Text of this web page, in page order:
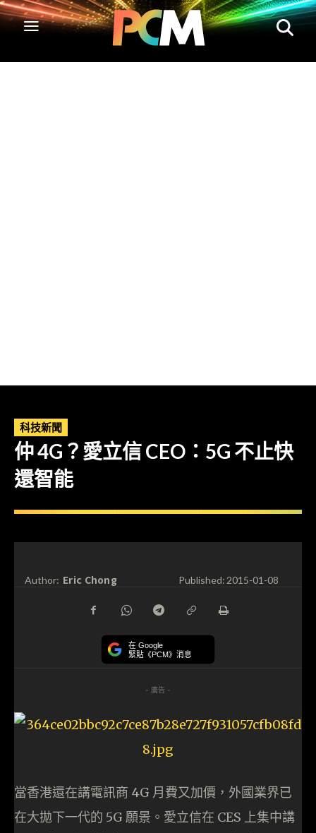
科技新聞
仲 4G？愛立信 CEO：5G 不止快
還智能
Author: Eric Chong Published:2015-01-08
在 Google
緊貼《PCM》消息
- 廣告 -
當香港還在講電訊商 4G 月費又加價，外國業界已
在大拋下一代的 5G 願景。愛立信在 CES 上集中講